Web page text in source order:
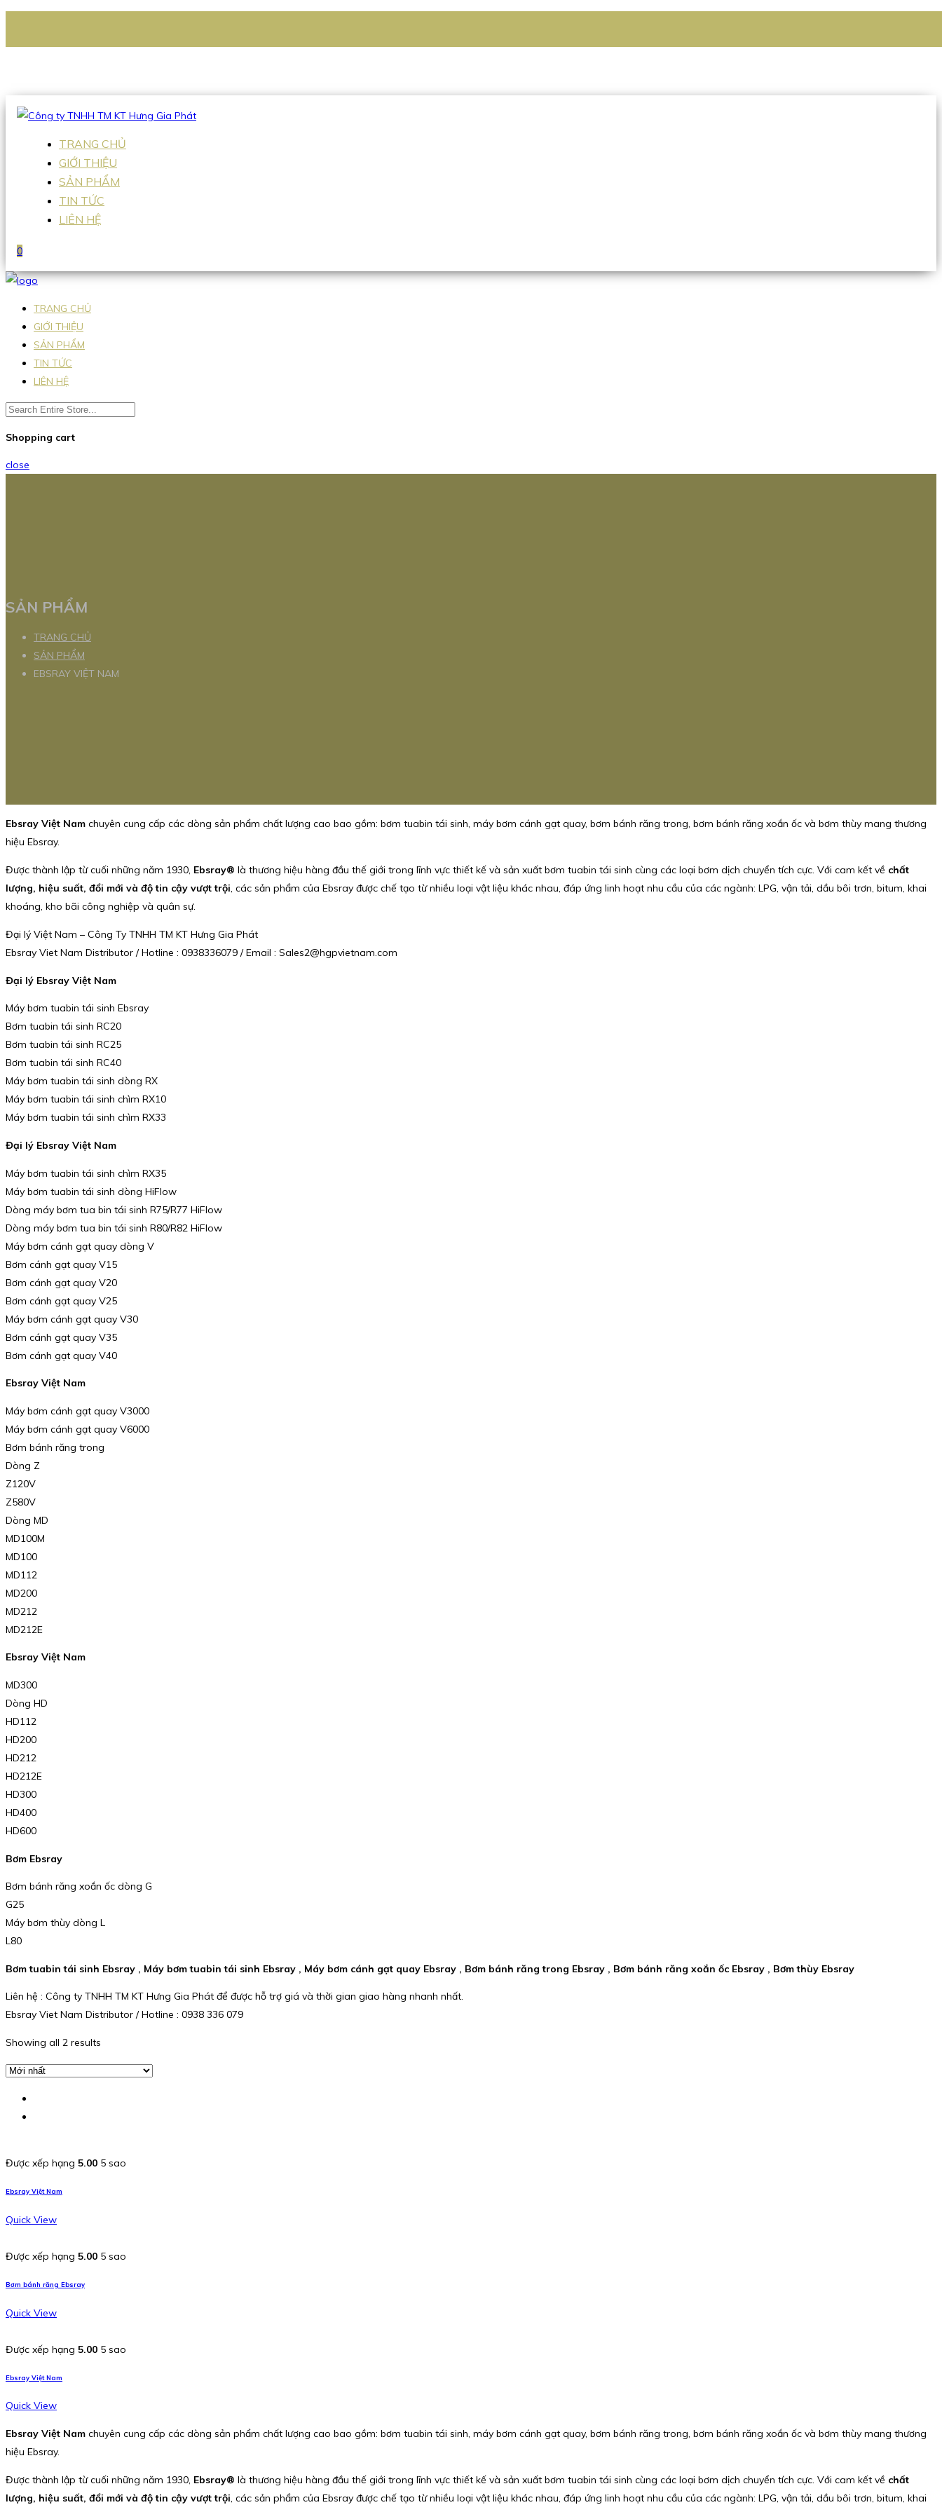
Hotline:0938 336 079
TRANG CHỦ
GIỚI THIỆU
SẢN PHẨM
TIN TỨC
LIÊN HỆ
0
TRANG CHỦ
GIỚI THIỆU
SẢN PHẨM
TIN TỨC
LIÊN HỆ
Shopping cart
close
SẢN PHẨM
TRANG CHỦ
SẢN PHẨM
EBSRAY VIỆT NAM
Ebsray Việt Nam chuyên cung cấp các dòng sản phẩm chất lượng cao bao gồm: bơm tuabin tái sinh, máy bơm cánh gạt quay, bơm bánh răng trong, bơm bánh răng xoắn ốc và bơm thùy mang thương
hiệu Ebsray.
Được thành lập từ cuối những năm 1930, Ebsray® là thương hiệu hàng đầu thế giới trong lĩnh vực thiết kế và sản xuất bơm tuabin tái sinh cùng các loại bơm dịch chuyển tích cực. Với cam kết về chất
lượng, hiệu suất, đổi mới và độ tin cậy vượt trội, các sản phẩm của Ebsray được chế tạo từ nhiều loại vật liệu khác nhau, đáp ứng linh hoạt nhu cầu của các ngành: LPG, vận tải, dầu bôi trơn, bitum, khai
khoáng, kho bãi công nghiệp và quân sự.
Đại lý Việt Nam – Công Ty TNHH TM KT Hưng Gia Phát
Ebsray Viet Nam Distributor / Hotline : 0938336079 / Email : Sales2@hgpvietnam.com
Đại lý Ebsray Việt Nam
Máy bơm tuabin tái sinh Ebsray
Bơm tuabin tái sinh RC20
Bơm tuabin tái sinh RC25
Bơm tuabin tái sinh RC40
Máy bơm tuabin tái sinh dòng RX
Máy bơm tuabin tái sinh chìm RX10
Máy bơm tuabin tái sinh chìm RX33
Đại lý Ebsray Việt Nam
Máy bơm tuabin tái sinh chìm RX35
Máy bơm tuabin tái sinh dòng HiFlow
Dòng máy bơm tua bin tái sinh R75/R77 HiFlow
Dòng máy bơm tua bin tái sinh R80/R82 HiFlow
Máy bơm cánh gạt quay dòng V
Bơm cánh gạt quay V15
Bơm cánh gạt quay V20
Bơm cánh gạt quay V25
Máy bơm cánh gạt quay V30
Bơm cánh gạt quay V35
Bơm cánh gạt quay V40
Ebsray Việt Nam
Máy bơm cánh gạt quay V3000
Máy bơm cánh gạt quay V6000
Bơm bánh răng trong
Dòng Z
Z120V
Z580V
Dòng MD
MD100M
MD100
MD112
MD200
MD212
MD212E
Ebsray Việt Nam
MD300
Dòng HD
HD112
HD200
HD212
HD212E
HD300
HD400
HD600
Bơm Ebsray
Bơm bánh răng xoắn ốc dòng G
G25
Máy bơm thùy dòng L
L80
Bơm tuabin tái sinh Ebsray , Máy bơm tuabin tái sinh Ebsray , Máy bơm cánh gạt quay Ebsray , Bơm bánh răng trong Ebsray , Bơm bánh răng xoắn ốc Ebsray , Bơm thùy Ebsray
Liên hệ : Công ty TNHH TM KT Hưng Gia Phát để được hỗ trợ giá và thời gian giao hàng nhanh nhất.
Ebsray Viet Nam Distributor / Hotline : 0938 336 079
Showing all 2 results
Được xếp hạng 5.00 5 sao
Ebsray Việt Nam
Quick View
Được xếp hạng 5.00 5 sao
Bơm bánh răng Ebsray
Quick View
Được xếp hạng 5.00 5 sao
Ebsray Việt Nam
Quick View
Ebsray Việt Nam chuyên cung cấp các dòng sản phẩm chất lượng cao bao gồm: bơm tuabin tái sinh, máy bơm cánh gạt quay, bơm bánh răng trong, bơm bánh răng xoắn ốc và bơm thùy mang thương
hiệu Ebsray.
Được thành lập từ cuối những năm 1930, Ebsray® là thương hiệu hàng đầu thế giới trong lĩnh vực thiết kế và sản xuất bơm tuabin tái sinh cùng các loại bơm dịch chuyển tích cực. Với cam kết về chất
lượng, hiệu suất, đổi mới và độ tin cậy vượt trội, các sản phẩm của Ebsray được chế tạo từ nhiều loại vật liệu khác nhau, đáp ứng linh hoạt nhu cầu của các ngành: LPG, vận tải, dầu bôi trơn, bitum, khai